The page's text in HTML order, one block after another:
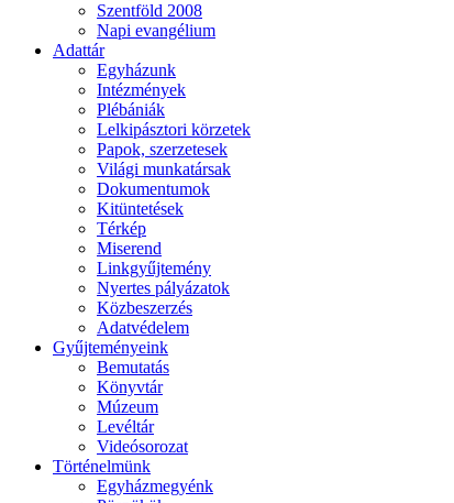
Szentföld 2008
Napi evangélium
Adattár
Egyházunk
Intézmények
Plébániák
Lelkipásztori körzetek
Papok, szerzetesek
Világi munkatársak
Dokumentumok
Kitüntetések
Térkép
Miserend
Linkgyűjtemény
Nyertes pályázatok
Közbeszerzés
Adatvédelem
Gyűjteményeink
Bemutatás
Könyvtár
Múzeum
Levéltár
Videósorozat
Történelmünk
Egyházmegyénk